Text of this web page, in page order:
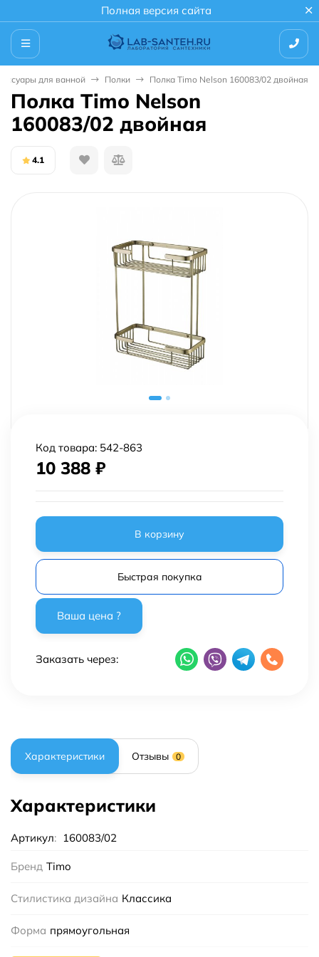
Полная версия сайта
для ванной Полки Полка Timo Nelson 160083/02 двойная
Полка Timo Nelson
160083/02 двойная
4.1
Код товара: 542-863
10 388 ₽
В корзину
Быстрая покупка
Заказать через:
Характеристики Отзывы 0
Характеристики
Артикул: 160083/02
Бренд Timo
Стилистика дизайна Классика
Форма прямоугольная